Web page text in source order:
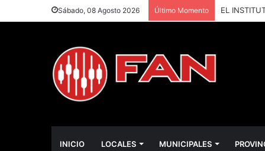
Sábado, 08 Agosto 2026 Último Momento
INICIO LOCALES MUNICIPALES